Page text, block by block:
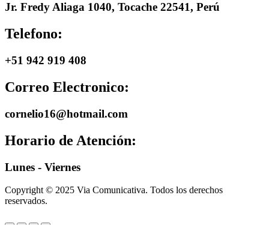
Jr. Fredy Aliaga 1040, Tocache 22541, Perú
Telefono:
+51 942 919 408
Correo Electronico:
cornelio16@hotmail.com
Horario de Atención:
Lunes - Viernes
Copyright © 2025 Via Comunicativa. Todos los derechos
reservados.